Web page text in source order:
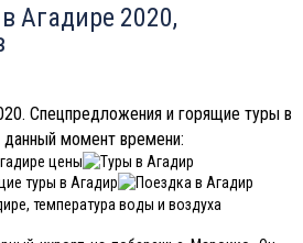
Агадире 2020,
Спецпредложения и горящие туры в
данный момент времени: